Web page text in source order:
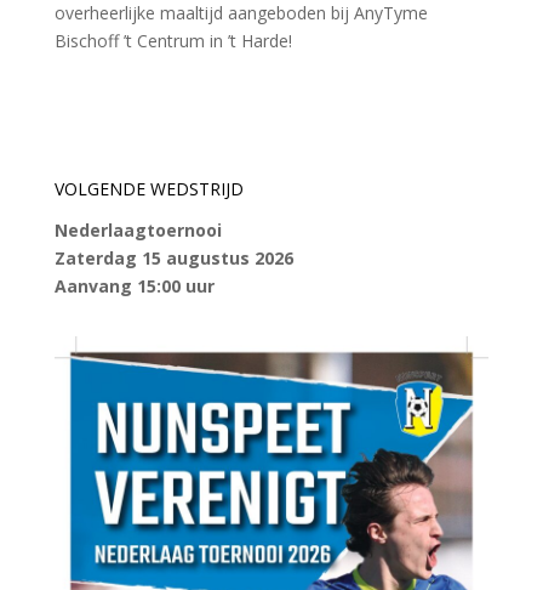
overheerlijke maaltijd aangeboden bij AnyTyme
Bischoff ’t Centrum in ’t Harde!
VOLGENDE WEDSTRIJD
Nederlaagtoernooi
Zaterdag 15 augustus 2026
Aanvang 15:00 uur